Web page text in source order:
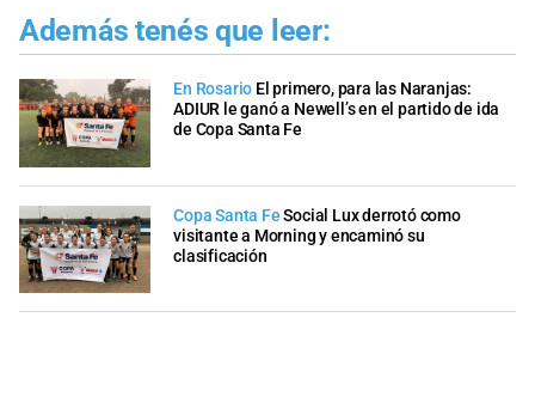
Además tenés que leer:
En Rosario El primero, para las Naranjas:
ADIUR le ganó a Newell’s en el partido de ida
de Copa Santa Fe
Copa Santa Fe Social Lux derrotó como
visitante a Morning y encaminó su
clasificación